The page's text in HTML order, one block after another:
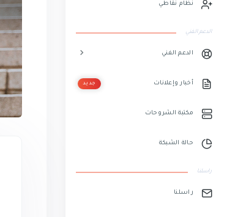
نظام نقاطي
الدعم الفني
الدعم الفني
أخبار وإعلانات جديد
مكتبة الشروحات
حالة الشبكة
راسلنا
راسلنا